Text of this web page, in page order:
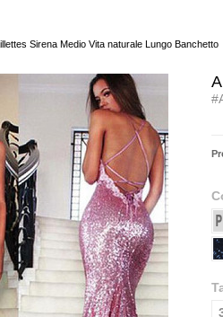
Sirena Medio Vita naturale Lungo Banchetto